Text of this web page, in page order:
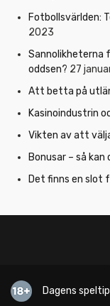
Fotbollsvärlden:
2023
Sannolikheterna
oddsen? 27
Att betta på
Kasinoindustrin
Vikten av att
Bonusar – så
Det finns en slot
Dagens